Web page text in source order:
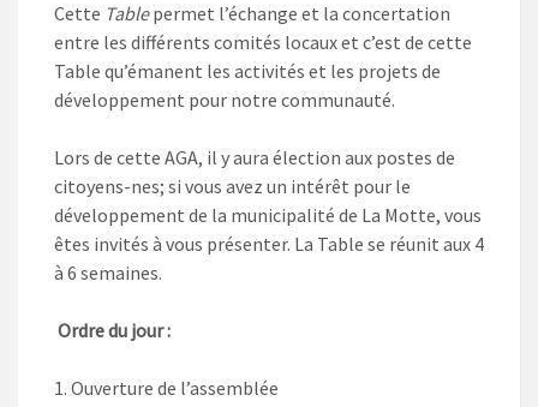
Cette Tablepermet l’échange et la concertation
entre les différents comités locaux et c’est de cette
Table qu’émanent les activités et les projets de
développement pour notre communauté.
Lors de cette AGA, il y aura élection aux postes de
citoyens-nes; si vous avez un intérêt pour le
développement de la municipalité de La Motte, vous
êtes invités à vous présenter. La Table se réunit aux 4
à 6 semaines.
Ordre du jour :
Ouverture de l’assemblée